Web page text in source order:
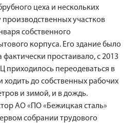
цеха и нескольких
участков
собственного
корпуса. Его здание было
простаивало, с 2013
приходилось переодеваться в
ходить до собственных рабочих
и зимой, и в дождь.
АО «ПО «Бежицкая сталь»
собрании трудового